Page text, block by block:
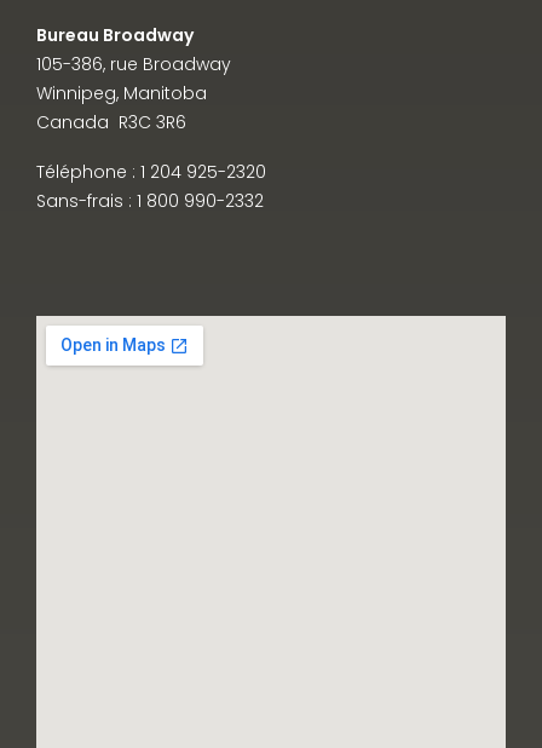
Bureau Broadway
105-386, rue Broadway
Winnipeg, Manitoba
Canada R3C 3R6
Téléphone : 1 204 925-2320
Sans-frais : 1 800 990-2332